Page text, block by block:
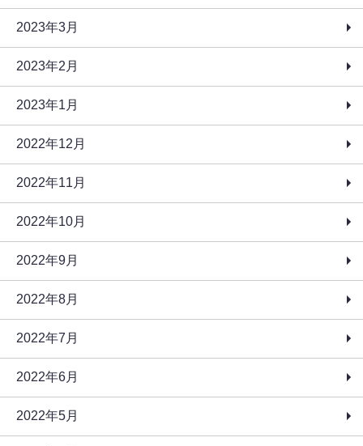
2023年3月
2023年2月
2023年1月
2022年12月
2022年11月
2022年10月
2022年9月
2022年8月
2022年7月
2022年6月
2022年5月